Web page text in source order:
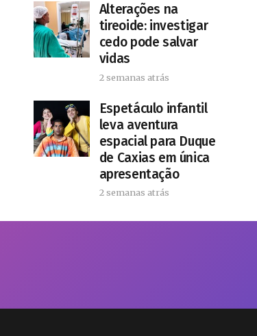
Alterações na
tireoide: investigar
cedo pode salvar
vidas
2 semanas atrás
​Espetáculo infantil
leva aventura
espacial para Duque
de Caxias em única
apresentação
2 semanas atrás